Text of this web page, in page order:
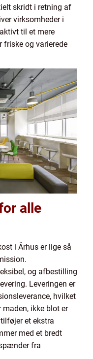
skridt i retning af
virksomheder i
til et mere
friske og varierede
alle
i Århus er lige så
og afbestilling
Leveringen er
hvilket
maden, ikke blot er
et ekstra
med et bredt
fra